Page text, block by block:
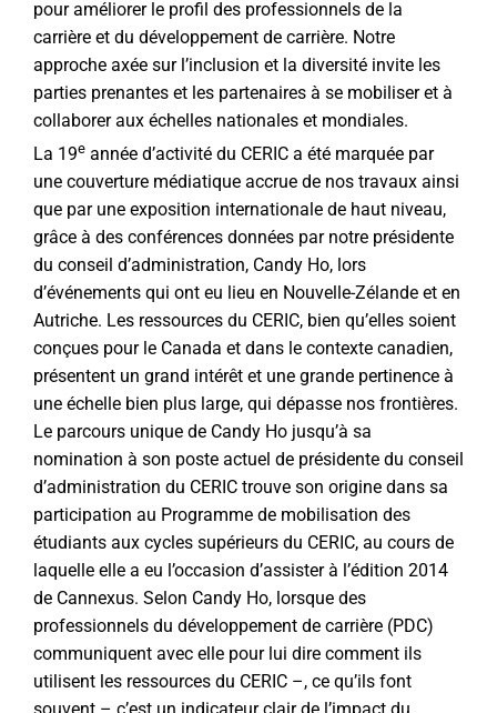
pour améliorer le profil des professionnels de la
carrière et du développement de carrière. Notre
approche axée sur l’inclusion et la diversité invite les
parties prenantes et les partenaires à se mobiliser et à
collaborer aux échelles nationales et mondiales.
La 19e année d’activité du CERIC a été marquée par
une couverture médiatique accrue de nos travaux ainsi
que par une exposition internationale de haut niveau,
grâce à des conférences données par notre présidente
du conseil d’administration, Candy Ho, lors
d’événements qui ont eu lieu en Nouvelle-Zélande et en
Autriche. Les ressources du CERIC, bien qu’elles soient
conçues pour le Canada et dans le contexte canadien,
présentent un grand intérêt et une grande pertinence à
une échelle bien plus large, qui dépasse nos frontières.
Le parcours unique de Candy Ho jusqu’à sa
nomination à son poste actuel de présidente du conseil
d’administration du CERIC trouve son origine dans sa
participation au Programme de mobilisation des
étudiants aux cycles supérieurs du CERIC, au cours de
laquelle elle a eu l’occasion d’assister à l’édition 2014
de Cannexus. Selon Candy Ho, lorsque des
professionnels du développement de carrière (PDC)
communiquent avec elle pour lui dire comment ils
utilisent les ressources du CERIC –, ce qu’ils font